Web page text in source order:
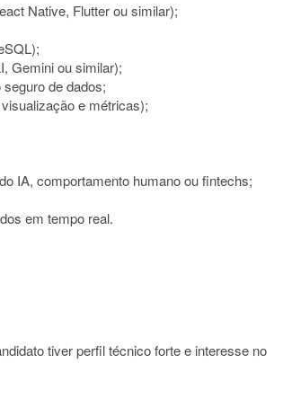
Native, Flutter ou similar);
Gemini ou similar);
de dados;
e métricas);
IA, comportamento humano ou fintechs;
em tempo real.
tiver perfil técnico forte e interesse no